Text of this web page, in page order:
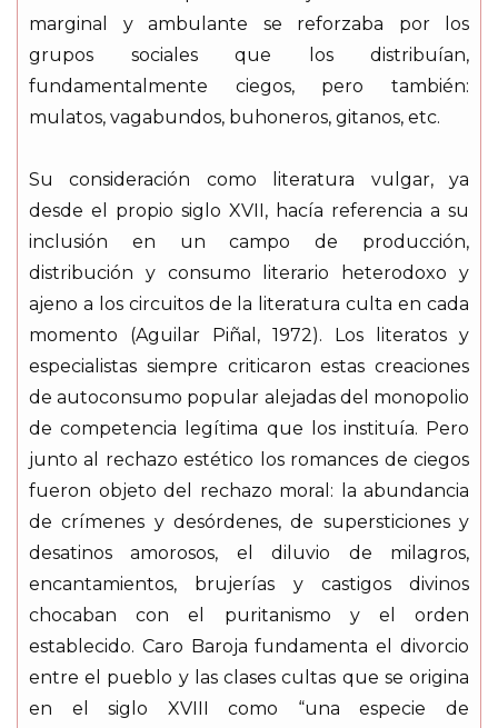
marginal y ambulante se reforzaba por los
grupos sociales que los distribuían,
fundamentalmente ciegos, pero también:
mulatos, vagabundos, buhoneros, gitanos, etc.
Su consideración como literatura vulgar, ya
desde el propio siglo XVII, hacía referencia a su
inclusión en un campo de producción,
distribución y consumo literario heterodoxo y
ajeno a los circuitos de la literatura culta en cada
momento (Aguilar Piñal, 1972). Los literatos y
especialistas siempre criticaron estas creaciones
de autoconsumo popular alejadas del monopolio
de competencia legítima que los instituía. Pero
junto al rechazo estético los romances de ciegos
fueron objeto del rechazo moral: la abundancia
de crímenes y desórdenes, de supersticiones y
desatinos amorosos, el diluvio de milagros,
encantamientos, brujerías y castigos divinos
chocaban con el puritanismo y el orden
establecido. Caro Baroja fundamenta el divorcio
entre el pueblo y las clases cultas que se origina
en el siglo XVIII como “una especie de